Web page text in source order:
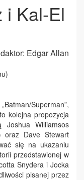
i Kal-El
Edgar Allan
)
Superman”,
kolejna propozycja
Joshua Williamsos
oraz Dave Stewart
się na ukazaniu
przedstawionej w
Snydera i Jocka
pisanej przez